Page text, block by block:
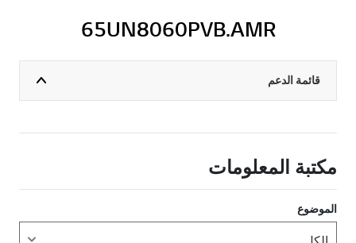
65UN8060PVB.AMR
قائمة الدعم
مكتبة المعلومات
الموضوع